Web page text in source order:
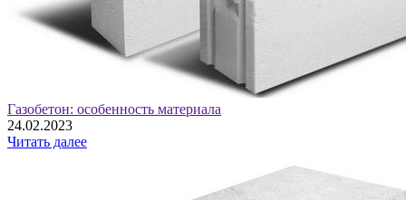
Газобетон: особенность материала
24.02.2023
Читать далее